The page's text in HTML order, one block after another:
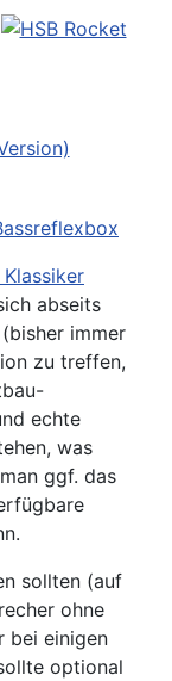
abseits
immer
zu treffen,
echte
was
ggf. das
sollten (auf
ohne
bei einigen
optional